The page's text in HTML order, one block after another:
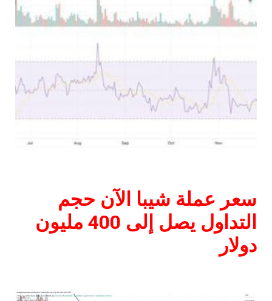
سعر عملة شيبا الآن حجم
التداول يصل إلى 400 مليون
دولار